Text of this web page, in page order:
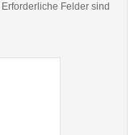
Erforderliche Felder sind